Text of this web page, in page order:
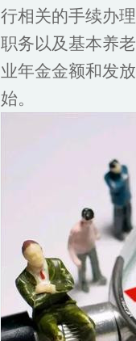
行相关的手续办
职务以及基本养
业年金金额和发
始。